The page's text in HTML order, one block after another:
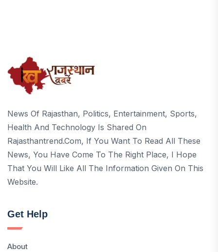
News Of Rajasthan, Politics, Entertainment, Sports,
Health And Technology Is Shared On
Rajasthantrend.com, If You Want To Read All These
News, You Have Come To The Right Place, I Hope
That You Will Like All The Information Given On This
Website.
Get Help
About